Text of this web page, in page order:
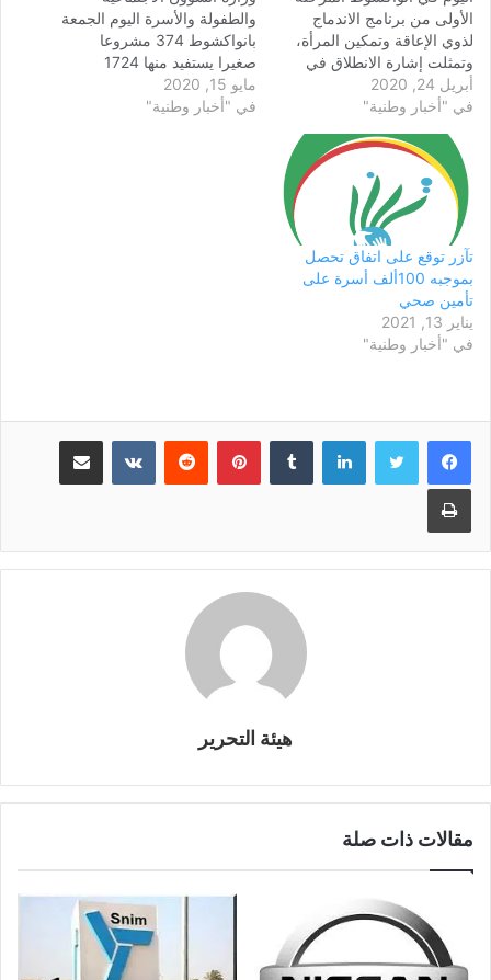
الأولى من برنامج الاندماج
لذوي الإعاقة وتمكين المرأة،
وتمثلت إشارة الانطلاق في
تقديم قروض للدفعة الأولى من
المستفيدين من هذ البرنامج،
الشؤون الاجتماعية والطفولة
والأسرة نن كان بمقر مركز
التكوين والترقية النسوية
بنواكشوط. يذكر أن هذه
التمويلات سيستفيد…
أبريل 24, 2020
في "أخبار وطنية"
والطفولة والأسرة اليوم الجمعة
بانواكشوط 374 مشروعا
صغيرا يستفيد منها 1724
شخصا. وتعتبر هذه الدفعة
الثانية من برنامج الاندماج لذوي
مايو 15, 2020
في "أخبار وطنية"
تآزر توقع على اتفاق تحصل
بموجبه 100ألف أسرة على
تأمين صحي
يناير 13, 2021
في "أخبار وطنية"
لينكدإن بينتيريست مشاركة عبر البريد
طباعة
هيئة التحرير
مقالات ذات صلة